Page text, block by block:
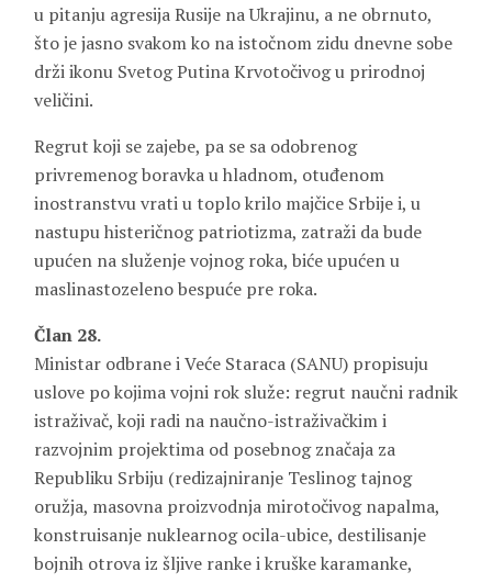
u pitanju agresija Rusije na Ukrajinu, a ne obrnuto,
što je jasno svakom ko na istočnom zidu dnevne sobe
drži ikonu Svetog Putina Krvotočivog u prirodnoj
veličini.
Regrut koji se zajebe, pa se sa odobrenog
privremenog boravka u hladnom, otuđenom
inostranstvu vrati u toplo krilo majčice Srbije i, u
nastupu histeričnog patriotizma, zatraži da bude
upućen na služenje vojnog roka, biće upućen u
maslinastozeleno bespuće pre roka.
Član 28.
Ministar odbrane i Veće Staraca (SANU) propisuju
uslove po kojima vojni rok služe: regrut naučni radnik
istraživač, koji radi na naučno-istraživačkim i
razvojnim projektima od posebnog značaja za
Republiku Srbiju (redizajniranje Teslinog tajnog
oružja, masovna proizvodnja mirotočivog napalma,
konstruisanje nuklearnog ocila-ubice, destilisanje
bojnih otrova iz šljive ranke i kruške karamanke,